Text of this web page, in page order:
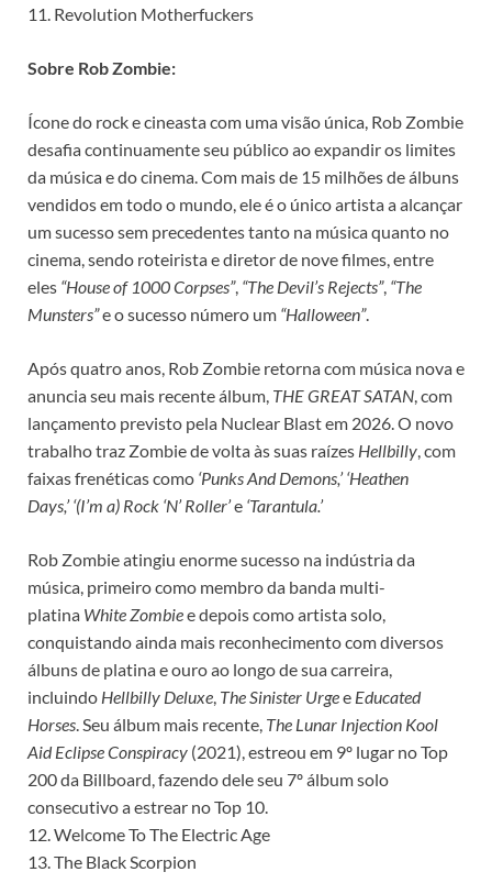
11. Revolution Motherfuckers
Sobre Rob Zombie:
Ícone do rock e cineasta com uma visão única, Rob Zombie
desafia continuamente seu público ao expandir os limites
da música e do cinema. Com mais de 15 milhões de álbuns
vendidos em todo o mundo, ele é o único artista a alcançar
um sucesso sem precedentes tanto na música quanto no
cinema, sendo roteirista e diretor de nove filmes, entre
eles “House of 1000 Corpses”, “The Devil’s Rejects”, “The
Munsters”e o sucesso número um “Halloween”.
Após quatro anos, Rob Zombie retorna com música nova e
anuncia seu mais recente álbum, THE GREAT SATAN, com
lançamento previsto pela Nuclear Blast em 2026. O novo
trabalho traz Zombie de volta às suas raízes Hellbilly, com
faixas frenéticas como ‘Punks And Demons,’ ‘Heathen
Days,’ ‘(I’m a) Rock ‘N’ Roller’e ‘Tarantula.’
Rob Zombie atingiu enorme sucesso na indústria da
música, primeiro como membro da banda multi-
platina White Zombiee depois como artista solo,
conquistando ainda mais reconhecimento com diversos
álbuns de platina e ouro ao longo de sua carreira,
incluindo Hellbilly Deluxe, The Sinister Urgee Educated
Horses. Seu álbum mais recente, The Lunar Injection Kool
Aid Eclipse Conspiracy (2021), estreou em 9º lugar no Top
200 da Billboard, fazendo dele seu 7º álbum solo
consecutivo a estrear no Top 10.
12. Welcome To The Electric Age
13. The Black Scorpion